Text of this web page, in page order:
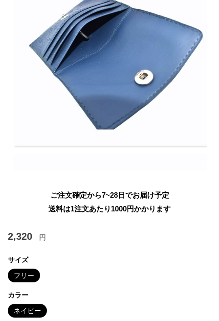
ご注文確定から7~28日でお届け予定
送料は1注文あたり 1000円かかります
2,320 円
サイズ
フリー
カラー
ネイビー